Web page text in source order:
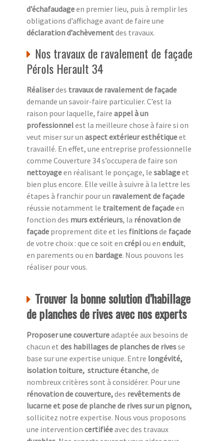
d’échafaudageen premier lieu, puis à remplir les
obligations d’affichage avant de faire une
déclaration d’achèvementdes travaux.
Nos travaux de ravalement de façade
Pérols Herault 34
Réaliserdes travaux de ravalement de façade
demande un savoir-faire particulier. C’est la
raison pour laquelle, faire appel à un
professionnelest la meilleure chose à faire si on
veut miser sur un aspect extérieur esthétiqueet
travaillé. En effet, une entreprise professionnelle
comme Couverture 34 s’occupera de faire son
nettoyageen réalisant le ponçage, le sablageet
bien plus encore. Elle veille à suivre à la lettre les
étapes à franchir pour un ravalement de façade
réussie notamment le traitement de façadeen
fonction des murs extérieurs, la rénovation de
façade proprement dite et les finitionsde façade
de votre choix : que ce soit en crépiou en enduit,
en parements ou en bardage. Nous pouvons les
réaliser pour vous.
Trouver la bonne solution d’habillage
de planches de rives avec nos experts
Proposer une couvertureadaptée aux besoins de
chacun et des habillages de planches de rivesse
base sur une expertise unique. Entre longévité,
isolation toiture, structure étanche, de
nombreux critères sont à considérer. Pour une
rénovation de couverture,des revêtements de
lucarne et pose de planche de rives sur un pignon,
sollicitez notre expertise. Nous vous proposons
une intervention certifiéeavec des travaux